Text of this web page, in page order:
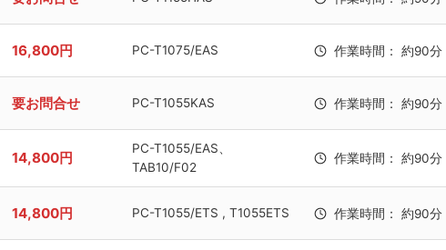
16,800円 PC-T1075/EAS 作業時間： 約90分
要お問合せ PC-T1055KAS 作業時間： 約90分
14,800円
PC-T1055/EAS、
TAB10/F02
作業時間： 約90分
14,800円 PC-T1055/ETS , T1055ETS 作業時間： 約90分